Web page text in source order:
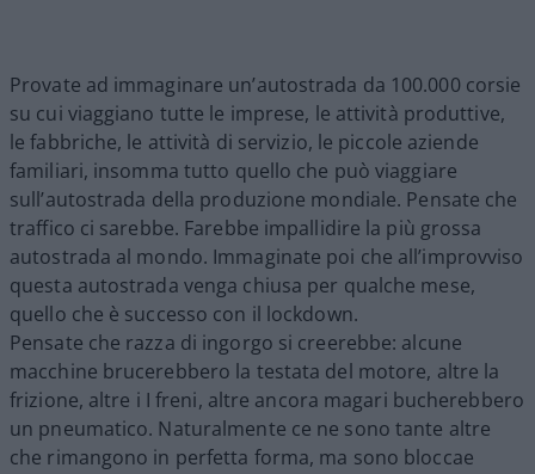
Provate ad immaginare un’autostrada da 100.000 corsie
su cui viaggiano tutte le imprese, le attività produttive,
le fabbriche, le attività di servizio, le piccole aziende
familiari, insomma tutto quello che può viaggiare
sull’autostrada della produzione mondiale. Pensate che
traffico ci sarebbe. Farebbe impallidire la più grossa
autostrada al mondo. Immaginate poi che all’improvviso
questa autostrada venga chiusa per qualche mese,
quello che è successo con il lockdown.
Pensate che razza di ingorgo si creerebbe: alcune
macchine brucerebbero la testata del motore, altre la
frizione, altre i I freni, altre ancora magari bucherebbero
un pneumatico. Naturalmente ce ne sono tante altre
che rimangono in perfetta forma, ma sono bloccae